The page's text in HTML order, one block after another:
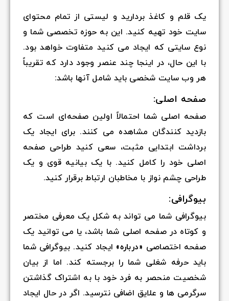
یک قلم و کاغذ بردارید و لیستی از تمام محتوای
سایت خود تهیه کنید. این به حوزه تخصصی شما و
نوع سایتی که ایجاد می کنید متفاوت خواهد بود.
با این حال، در اینجا چند عنصر وجود دارد که تقریباً
هر وب سایت شخصی باید شامل آنها باشد:
صفحه اصلی:
صفحه اصلی شما احتمالاً اولین صفحه‌ای است که
بازدید کنندگان مشاهده می کنند. برای ایجاد یک
برداشت ابتدایی مثبت، سعی کنید طراحی صفحه
اصلی خود را کامل کنید. با یک بیانیه قوی و یک
طراحی چشم نواز با مخاطبان ارتباط برقرار کنید.
بیوگرافی:
بیوگرافی شما می تواند به شکل یک معرفی مختصر
و کوتاه در صفحه اصلی شما باشد، یا می توانید یک
صفحه اختصاصی «درباره» ایجاد کنید. بیوگرافی شما
باید حرفه شغلی شما را برجسته کند. اما از بیان
شخصیت منحصر به فرد خود با به اشتراک گذاشتن
سرگرمی ها و علایق اضافی نترسید. اگر در حال ایجاد